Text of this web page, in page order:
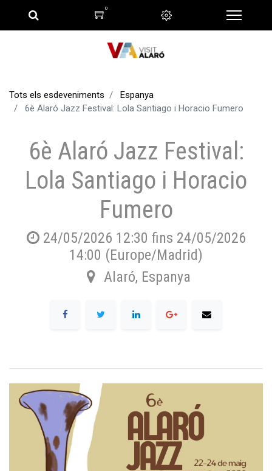
0
Tots els esdeveniments
Espanya
6è Alaró Jazz Festival: Lola Santiago i Horacio Fumero
6è Alaró Jazz Festival:
Lola Santiago i Horacio
Fumero
24/05/2026 12:30 fins 24/05/2026
14:00 (Europe/Madrid)
Alaró, Espanya